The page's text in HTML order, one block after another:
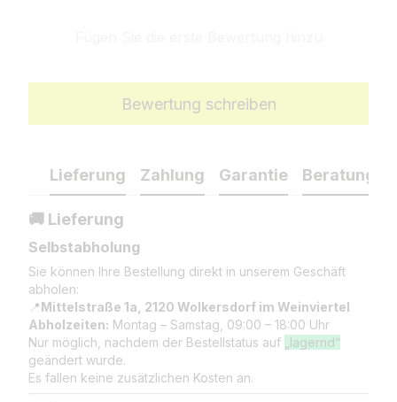
Bewertung schreiben
Lieferung Zahlung Garantie Beratung
🚚 Lieferung
Selbstabholung
Sie können Ihre Bestellung direkt in unserem Geschäft
abholen:
📍Mittelstraße 1a, 2120 Wolkersdorf im Weinviertel
Abholzeiten: Montag – Samstag, 09:00 – 18:00 Uhr
Nur möglich, nachdem der Bestellstatus auf
„lagernd“
geändert wurde.
Es fallen keine zusätzlichen Kosten an.